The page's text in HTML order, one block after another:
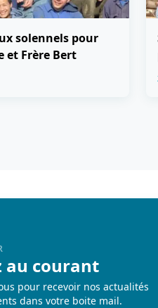
solennels pour
et Frère Bert
au courant
pour recevoir nos actualités
dans votre boite mail.